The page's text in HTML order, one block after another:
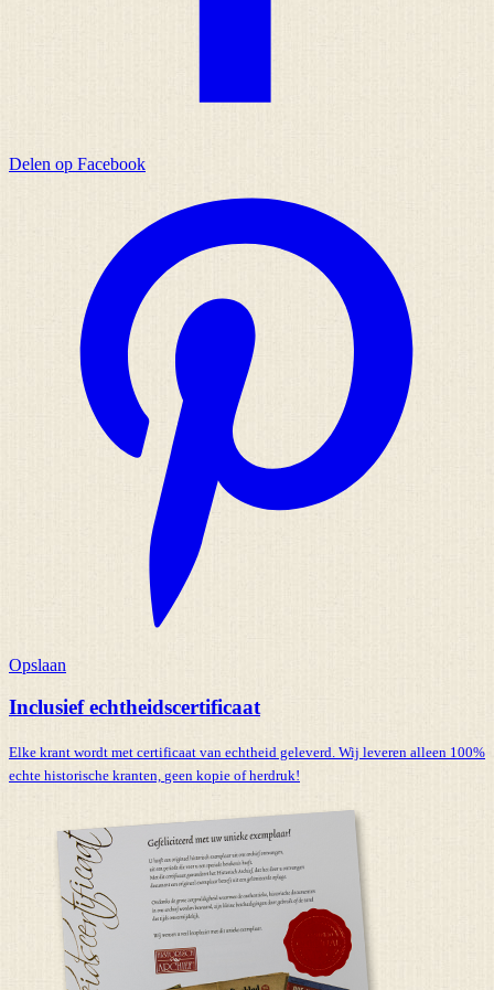
Delen op Facebook
Opslaan
Inclusief echtheidscertificaat
Elke krant wordt met certificaat van echtheid geleverd. Wij leveren alleen 100%
echte historische kranten, geen kopie of herdruk!